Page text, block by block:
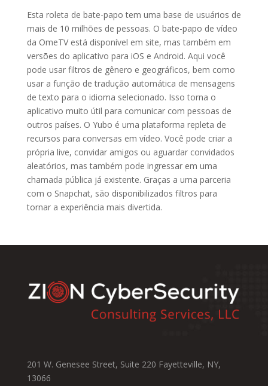
Esta roleta de bate-papo tem uma base de usuários de
mais de 10 milhões de pessoas. O bate-papo de vídeo
da OmeTV está disponível em site, mas também em
versões do aplicativo para iOS e Android. Aqui você
pode usar filtros de gênero e geográficos, bem como
usar a função de tradução automática de mensagens
de texto para o idioma selecionado. Isso torna o
aplicativo muito útil para comunicar com pessoas de
outros países. O Yubo é uma plataforma repleta de
recursos para conversas em vídeo. Você pode criar a
própria live, convidar amigos ou aguardar convidados
aleatórios, mas também pode ingressar em uma
chamada pública já existente. Graças a uma parceria
com o Snapchat, são disponibilizados filtros para
tornar a experiência mais divertida.
201 W. Genesee Street, Suite 220 Fayetteville, NY,
13066